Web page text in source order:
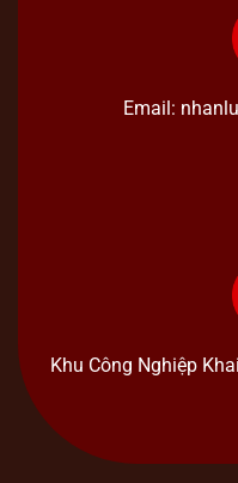
Email:
Khu Công Nghiệp